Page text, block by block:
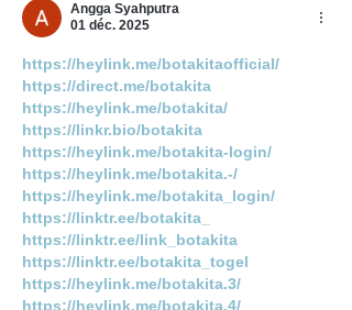
Angga Syahputra
01 déc. 2025
https://heylink.me/botakitaofficial/
https://direct.me/botakita
https://heylink.me/botakita/
https://linkr.bio/botakita
https://heylink.me/botakita-login/
https://heylink.me/botakita.-/
https://heylink.me/botakita_login/
https://linktr.ee/botakita_
https://linktr.ee/link_botakita
https://linktr.ee/botakita_togel
https://heylink.me/botakita.3/
https://heylink.me/botakita.4/